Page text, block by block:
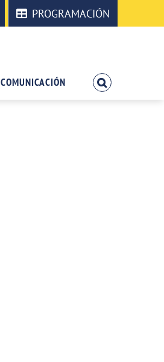
PROGRAMACIÓN
COMUNICACIÓN